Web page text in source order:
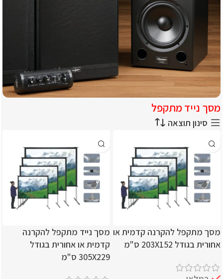
עידן הסאונד מוצרי סאונד
וסינמה
כל המוצרים לחווית קולנוע מושלמת
מסך נייד מתקפל
סינון תוצאה
מסך מתקפל להקרנה קדמית או
אחורית בגודל 203X152 ס"מ
מסך נייד מתקפל להקרנה
קדמית או אחורית בגודל
305X229 ס"מ